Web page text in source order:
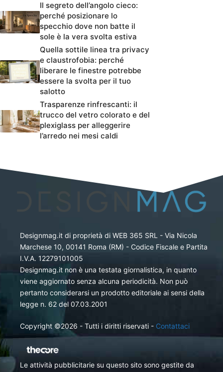
Il segreto dell’angolo cieco:
perché posizionare lo
specchio dove non batte il
sole è la vera svolta estiva
Quella sottile linea tra privacy
e claustrofobia: perché
liberare le finestre potrebbe
essere la svolta per il tuo
salotto
Trasparenze rinfrescanti: il
trucco del vetro colorato e del
plexiglass per alleggerire
l’arredo nei mesi caldi
Designmag.it di proprietà di WEB 365 SRL - Via Nicola
Marchese 10, 00141 Roma (RM) - Codice Fiscale e Partita
I.V.A. 12279101005
Designmag.it non è una testata giornalistica, in quanto
viene aggiornato senza alcuna periodicità. Non può
pertanto considerarsi un prodotto editoriale ai sensi della
legge n. 62 del 07.03.2001
Copyright ©2026 - Tutti i diritti riservati - Contattaci
Le attività pubblicitarie su questo sito sono gestite da